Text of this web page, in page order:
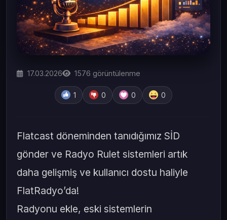
17.03.2026 1576 görüntülenme
1 0 0 0
Flatcast döneminden tanıdığımız SİD
gönder ve Radyo Rulet sistemleri artık
daha gelişmiş ve kullanıcı dostu haliyle
FlatRadyo’da!
Radyonu ekle, eski sistemlerin